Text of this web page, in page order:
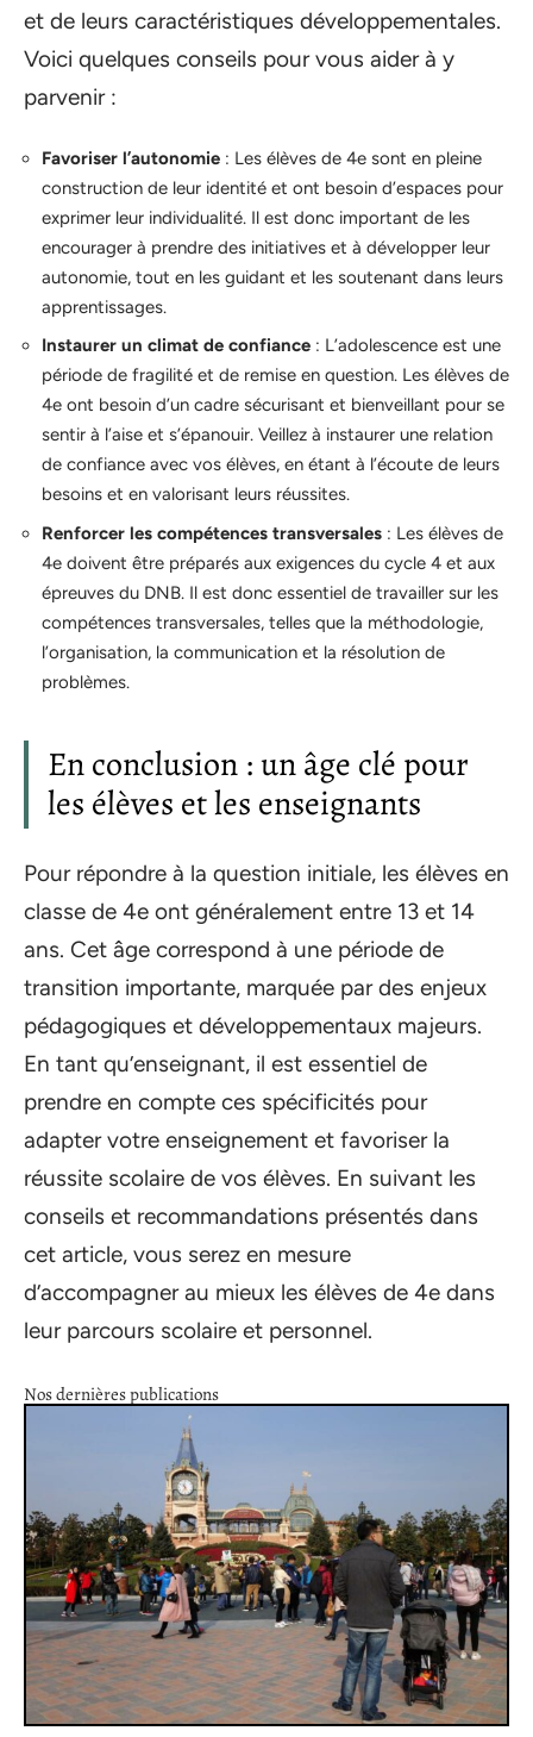
et de leurs caractéristiques développementales.
Voici quelques conseils pour vous aider à y
parvenir :
Favoriser l’autonomie : Les élèves de 4e sont en pleine
construction de leur identité et ont besoin d’espaces pour
exprimer leur individualité. Il est donc important de les
encourager à prendre des initiatives et à développer leur
autonomie, tout en les guidant et les soutenant dans leurs
apprentissages.
Instaurer un climat de confiance : L’adolescence est une
période de fragilité et de remise en question. Les élèves de
4e ont besoin d’un cadre sécurisant et bienveillant pour se
sentir à l’aise et s’épanouir. Veillez à instaurer une relation
de confiance avec vos élèves, en étant à l’écoute de leurs
besoins et en valorisant leurs réussites.
Renforcer les compétences transversales : Les élèves de
4e doivent être préparés aux exigences du cycle 4 et aux
épreuves du DNB. Il est donc essentiel de travailler sur les
compétences transversales, telles que la méthodologie,
l’organisation, la communication et la résolution de
problèmes.
En conclusion : un âge clé pour
les élèves et les enseignants
Pour répondre à la question initiale, les élèves en
classe de 4e ont généralement entre 13 et 14
ans. Cet âge correspond à une période de
transition importante, marquée par des enjeux
pédagogiques et développementaux majeurs.
En tant qu’enseignant, il est essentiel de
prendre en compte ces spécificités pour
adapter votre enseignement et favoriser la
réussite scolaire de vos élèves. En suivant les
conseils et recommandations présentés dans
cet article, vous serez en mesure
d’accompagner au mieux les élèves de 4e dans
leur parcours scolaire et personnel.
Nos dernières publications